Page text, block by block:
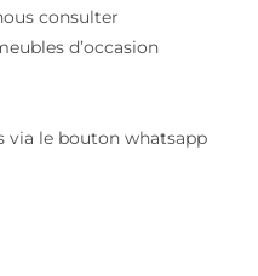
consulter
d’occasion
via le bouton whatsapp